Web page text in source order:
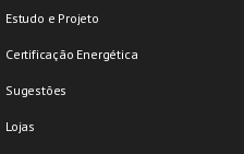
Estudo e Projeto
Certificação Energética
Sugestões
Lojas